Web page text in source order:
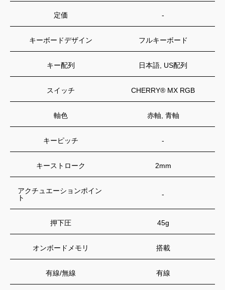
定価 -
キーボードデザイン フルキーボード
キー配列 日本語, US配列
スイッチ CHERRY® MX RGB
軸色 赤軸, 青軸
キーピッチ -
キーストローク 2mm
アクチュエーションポイン
ト
-
押下圧 45g
オンボードメモリ 搭載
有線/無線 有線